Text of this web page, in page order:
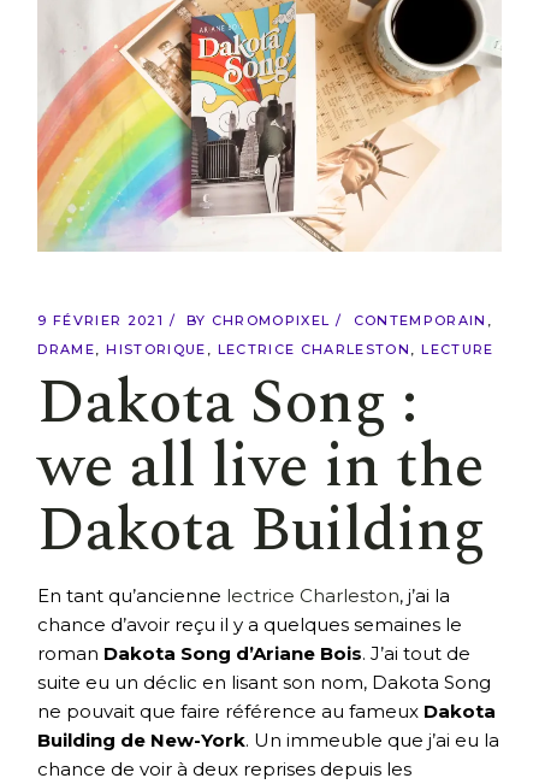
9 FÉVRIER 2021 BY CHROMOPIXEL
CONTEMPORAIN
DRAME
HISTORIQUE LECTRICE CHARLESTON LECTURE
Dakota Song :
we all live in the
Dakota Building
En tant qu’ancienne lectrice Charleston, j’ai la
chance d’avoir reçu il y a quelques semaines le
roman Dakota Song d’Ariane Bois. J’ai tout de
suite eu un déclic en lisant son nom, Dakota Song
ne pouvait que faire référence au fameux Dakota
Building de New-York. Un immeuble que j’ai eu la
chance de voir à deux reprises depuis les